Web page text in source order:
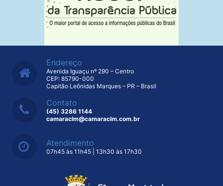
Endereço
Avenida Iguaçu nº 290 – Centro
CEP: 85790-000
Capitão Leônidas Marques – PR – Brasil
Contato
(45) 3286 1144
camaraclm@camaraclm.com.br
Atendimento
07h45 às 11h45 | 13h30 às 17h30